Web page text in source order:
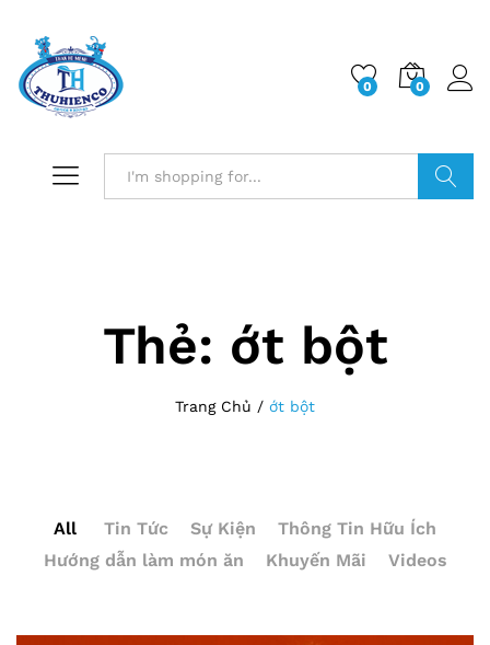
0 0
Thẻ: ớt bột
Trang Chủ / ớt bột
All Tin Tức Sự Kiện
Thông Tin Hữu Ích
Hướng dẫn làm món ăn
Khuyến Mãi Videos